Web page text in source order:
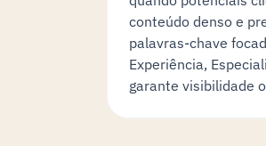
conteúdo denso e
palavras-chave
Experiência,
garante visibilidade